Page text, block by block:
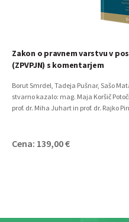
Zakon o pravnem varstvu v
(ZPVPJN) s komentarjem
Borut Smrdel, Tadeja Pušnar, Sašo
stvarno kazalo: mag. Maja Koršič
prof. dr. Miha Juhart in prof. dr. Rajko
Cena: 139,00 €